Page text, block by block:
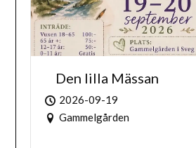
Den lilla Mässan
2026-09-19
Gammelgården